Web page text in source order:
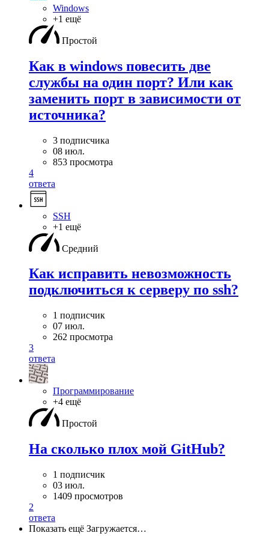
Windows
+1 ещё
Простой
Как в windows повесить две
службы на один порт? Или как
заменить порт в зависимости от
источника?
3 подписчика
08 июл.
853 просмотра
4
ответа
SSH
+1 ещё
Средний
Как исправить невозможность
подключиться к серверу по ssh?
1 подписчик
07 июл.
262 просмотра
3
ответа
Программирование
+4 ещё
Простой
На сколько плох мой GitHub?
1 подписчик
03 июл.
1409 просмотров
2
ответа
Показать ещё Загружается…